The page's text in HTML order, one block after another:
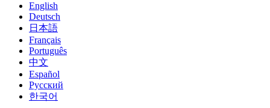
Colaboração
Colabore e itere rapidamente com sua equipe
Baixe o Unity
Planos e preços
Implante
Multiplataforma
Treinamento imersivo
Treine em ambientes imersivos
Experiências do cliente
Crie experiências interativas em 3D
Setores
Manufatura
Ferramentas de desenvolvedor
Versões de lançamento e rastreador de problemas
Roteiro
Revisar recursos futuros
Glossário
Eventos
Eventos globais e locais
Histórias da comunidade
Made with Unity
Mostrando criadores do Unity
Treinamento profissional
Aprimore sua equipe com treinadores do Unity
É iniciante no Unity?
Conceitos básicos
Inicie seu aprendizado
Caminhos Essenciais do Unity
Planos de sucesso
Alcance seus objetivos mais rápido com suporte especializado
Perguntas frequentes
Respostas para perguntas comuns
Entre em contato conosco
Conecte-se com nossa equipe
English
Deutsch
日本語
Français
Português
中文
Español
Русский
한국어